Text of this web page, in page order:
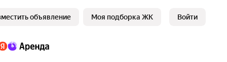
объявление Моя подборка ЖК Войти